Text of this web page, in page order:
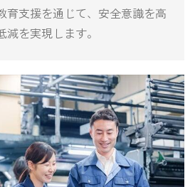
育支援を通じて、安全意識を高
を実現します。